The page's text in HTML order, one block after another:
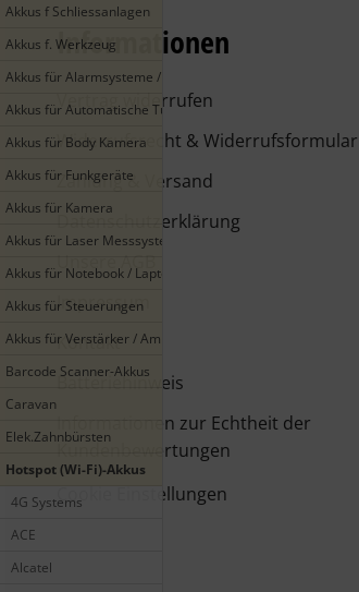
Akkus f Schliessanlagen
Akkus f. Werkzeug
Akkus für Alarmsysteme / Smarthome
Akkus für Automatische Türen
Akkus für Body Kamera
Akkus für Funkgeräte
Akkus für Kamera
Akkus für Laser Messsysteme
Akkus für Notebook / Laptop
Akkus für Steuerungen
Akkus für Verstärker / Amplifier
Barcode Scanner-Akkus
Caravan
Elek.Zahnbürsten
Hotspot (Wi-Fi)-Akkus
4G Systems
ACE
Alcatel
Informationen
Vertrag widerrufen
Widerrufsrecht & Widerrufsformular
Zahlung & Versand
Datenschutzerklärung
Impressum
Kontakt
Batteriehinweis
Informationen zur Echtheit der
Kundenbewertungen
Cookie Einstellungen